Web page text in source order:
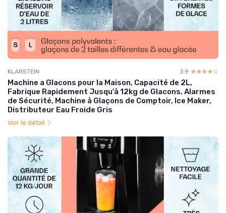
KLARSTEIN 3.9 ☆☆☆☆☆
★★★★★
Machine a Glacons pour la Maison, Capacité de 2L,
Fabrique Rapidement Jusqu'à 12kg de Glacons, Alarmes
de Sécurité, Machine à Glaçons de Comptoir, Ice Maker,
Distributeur Eau Froide Gris
Voir le détail